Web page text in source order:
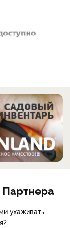
Партнера
ухаживать,